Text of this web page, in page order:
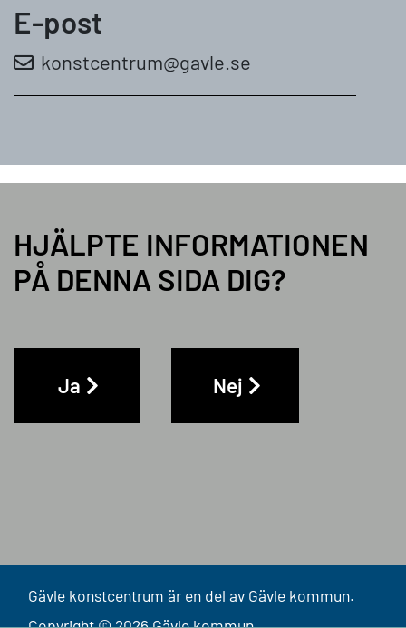
E-post
konstcentrum@gavle.se
HJÄLPTE INFORMATIONEN
PÅ DENNA SIDA DIG?
Ja Nej
Gävle konstcentrum är en del av Gävle kommun.